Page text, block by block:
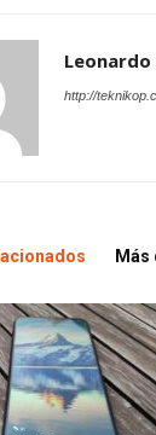
http://
Más